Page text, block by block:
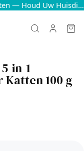
20% KORTING op Alle Huisdierproducten — Houd Uw Huisdieren Blij en Gezond
in-1
100 g